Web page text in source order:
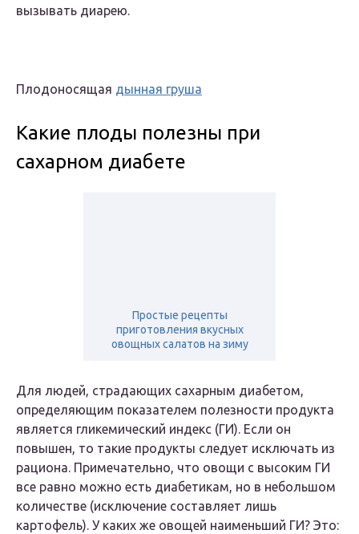
вызывать диарею.
Плодоносящая дынная груша
Какие плоды полезны при
сахарном диабете
Простые рецепты
приготовления вкусных
овощных салатов на зиму
Для людей, страдающих сахарным диабетом,
определяющим показателем полезности продукта
является гликемический индекс (ГИ). Если он
повышен, то такие продукты следует исключать из
рациона. Примечательно, что овощи с высоким ГИ
все равно можно есть диабетикам, но в небольшом
количестве (исключение составляет лишь
картофель). У каких же овощей наименьший ГИ? Это: